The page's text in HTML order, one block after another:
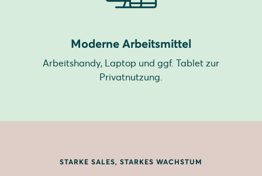
Moderne Arbeitsmittel
Arbeitshandy, Laptop und ggf. Tablet zur
Privatnutzung.
STARKE SALES, STARKES WACHSTUM